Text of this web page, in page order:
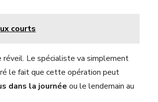
courts
réveil. Le spécialiste va simplement
le fait que cette opération peut
dans la journée ou le lendemain au